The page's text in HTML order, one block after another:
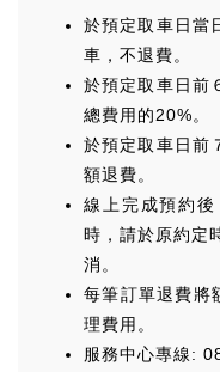
於預定取車日當
車，不退費。
於預定取車日前
總費用的20%。
於預定取車日前
額退費。
線上完成預約
時，請於原約定
消。
每筆訂單退費將
理費用。
服務中心專線: